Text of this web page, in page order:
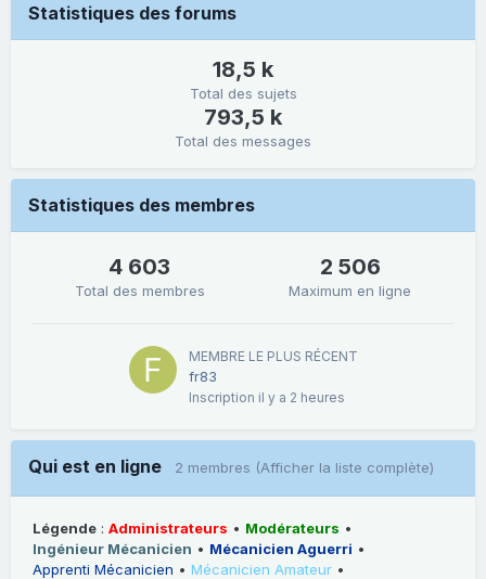
Statistiques des forums
18,5 k
Total des sujets
793,5 k
Total des messages
Statistiques des membres
4 603
Total des membres
2 506
Maximum en ligne
MEMBRE LE PLUS RÉCENT
fr83
Inscription il y a 2 heures
Qui est en ligne 2 membres (Afficher la liste complète)
Légende : Administrateurs • Modérateurs •
Ingénieur Mécanicien • Mécanicien Aguerri •
Apprenti Mécanicien • Mécanicien Amateur •